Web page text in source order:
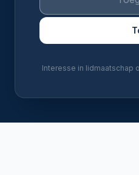
Interesse in lidmaatschap